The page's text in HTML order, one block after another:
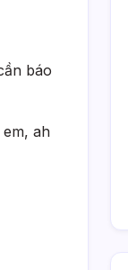
báo
ah